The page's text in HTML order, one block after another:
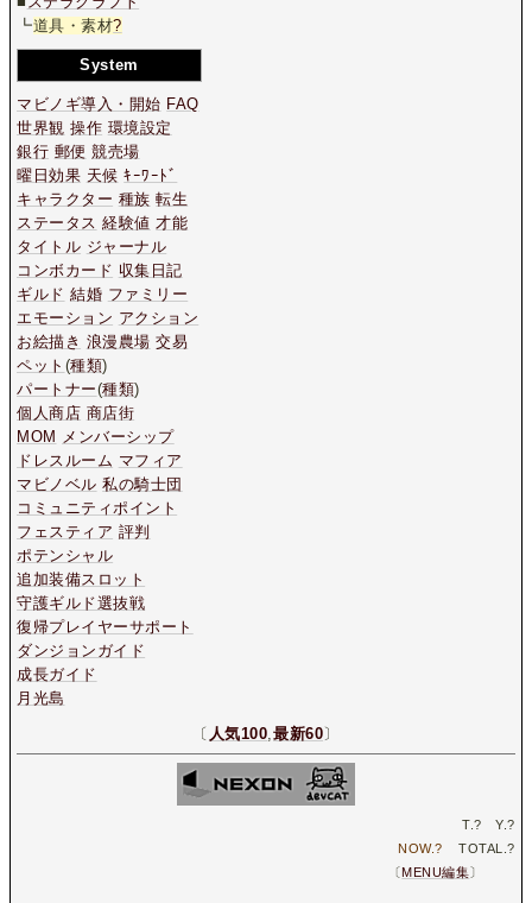
┗道具・素材?
System
マビノギ導入・開始 FAQ
世界観 操作 環境設定
銀行 郵便 競売場
曜日効果 天候 ｷｰﾜｰﾄﾞ
キャラクター 種族 転生
ステータス 経験値 才能
タイトル ジャーナル
コンボカード 収集日記
ギルド 結婚 ファミリー
エモーション アクション
お絵描き 浪漫農場 交易
ペット (種類)
パートナー(種類)
個人商店 商店街
MOM メンバーシップ
ドレスルーム マフィア
マビノベル 私の騎士団
コミュニティポイント
フェスティア 評判
ポテンシャル
追加装備スロット
守護ギルド選抜戦
復帰プレイヤーサポート
ダンジョンガイド
成長ガイド
月光島
〔 人気100 ,最新60〕
T.? Y.?
NOW.? TOTAL.?
〔MENU編集〕